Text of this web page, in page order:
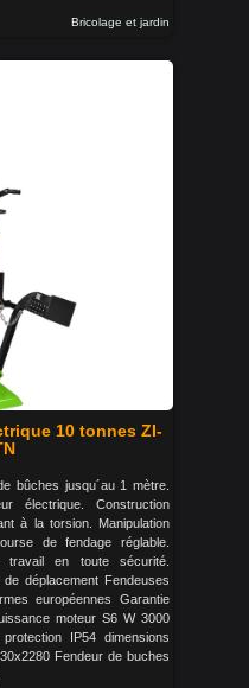
Bricolage et jardin
10 tonnes ZI-
bûches jusqu´au 1 mètre.
électrique. Construction
à la torsion. Manipulation
de fendage réglable.
travail en toute sécurité.
déplacement Fendeuses
européennes Garantie
moteur S6 W 3000
IP54 dimensions
Fendeur de buches